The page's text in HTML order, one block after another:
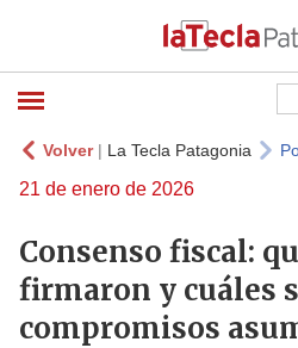
Volver| La Tecla Patagonia
21 de enero de 2026
Consenso fiscal:
firmaron y cuáles
compromisos